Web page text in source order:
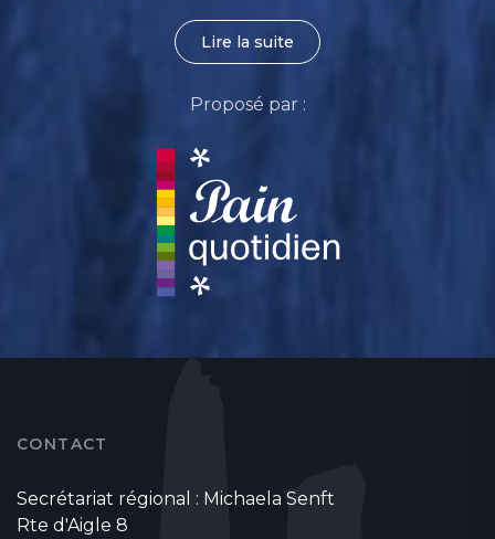
Lire la suite
Proposé par :
CONTACT
Secrétariat régional : Michaela Senft
Rte d'Aigle 8